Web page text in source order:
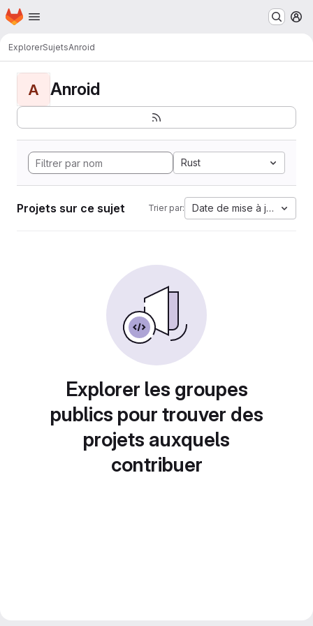
Passer au contenu principal
Page d'accueil
ExplorerSujetsAnroid
A Anroid
Rust
Projets sur ce sujet Trier par: Date de mise à jour
Explorer les groupes
publics pour trouver des
projets auxquels
contribuer